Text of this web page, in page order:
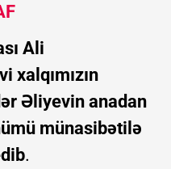
Ali
xalqımızın
Əliyevin anadan
münasibətilə
.